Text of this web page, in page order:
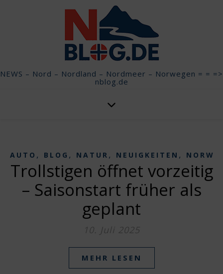
NEWS – Nord – Nordland – Nordmeer – Norwegen = = =>
nblog.de
AUTO , BLOG , NATUR , NEUIGKEITEN ,
Trollstigen öffnet vorzeitig
– Saisonstart früher als
geplant
10. Juli 2025
MEHR LESEN